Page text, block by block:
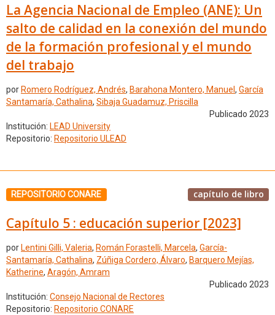
La Agencia Nacional de Empleo (ANE): Un
salto de calidad en la conexión del mundo
de la formación profesional y el mundo
del trabajo
por Romero Rodríguez, Andrés, Barahona Montero, Manuel , García
Santamaría, Cathalina, Sibaja Guadamuz, Priscilla
Publicado 2023
Institución: LEAD University
Repositorio: Repositorio ULEAD
REPOSITORIO CONARE capítulo de libro
Capítulo 5 : educación superior [2023]
por Lentini Gilli, Valeria, Román Forastelli, Marcela, García-
Santamaría, Cathalina, Zúñiga Cordero, Álvaro, Barquero Mejías,
Katherine, Aragón, Amram
Publicado 2023
Institución: Consejo Nacional de Rectores
Repositorio: Repositorio CONARE